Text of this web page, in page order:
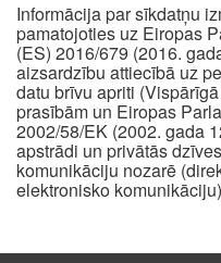
Informācija par sīkdatņu
pamatojoties uz Eiropas
(ES) 2016/679 (2016.
aizsardzību attiecībā uz
datu brīvu apriti
prasībām un Eiropas
2002/58/EK (2002. gada
apstrādi un privātās
komunikāciju nozarē
elektronisko